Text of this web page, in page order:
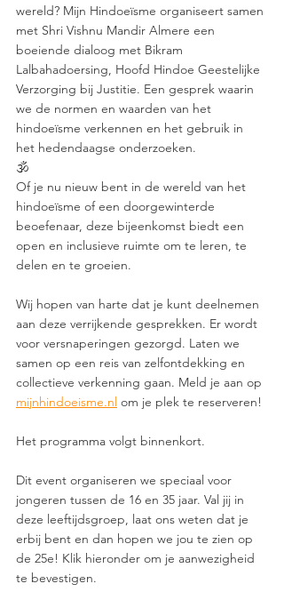
wereld? Mijn Hindoeïsme organiseert samen
met Shri Vishnu Mandir Almere een
boeiende dialoog met Bikram
Lalbahadoersing, Hoofd Hindoe Geestelijke
Verzorging bij Justitie. Een gesprek waarin
we de normen en waarden van het
hindoeïsme verkennen en het gebruik in
het hedendaagse onderzoeken.
🕉
Of je nu nieuw bent in de wereld van het
hindoeïsme of een doorgewinterde
beoefenaar, deze bijeenkomst biedt een
open en inclusieve ruimte om te leren, te
delen en te groeien.
Wij hopen van harte dat je kunt deelnemen
aan deze verrijkende gesprekken. Er wordt
voor versnaperingen gezorgd. Laten we
samen op een reis van zelfontdekking en
collectieve verkenning gaan. Meld je aan op
mijnhindoeisme.nl om je plek te reserveren!
Het programma volgt binnenkort.
Dit event organiseren we speciaal voor
jongeren tussen de 16 en 35 jaar. Val jij in
deze leeftijdsgroep, laat ons weten dat je
erbij bent en dan hopen we jou te zien op
de 25e! Klik hieronder om je aanwezigheid
te bevestigen.